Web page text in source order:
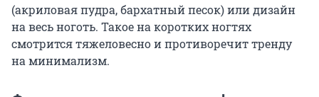
(акриловая пудра, бархатный песок) или дизайн
на весь ноготь. Такое на коротких ногтях
смотрится тяжеловесно и противоречит тренду
на минимализм.